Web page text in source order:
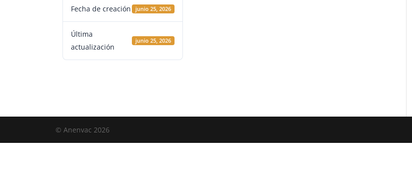
Fecha de creación junio 25, 2026
Última
actualización
junio 25, 2026
© Anenvac 2026